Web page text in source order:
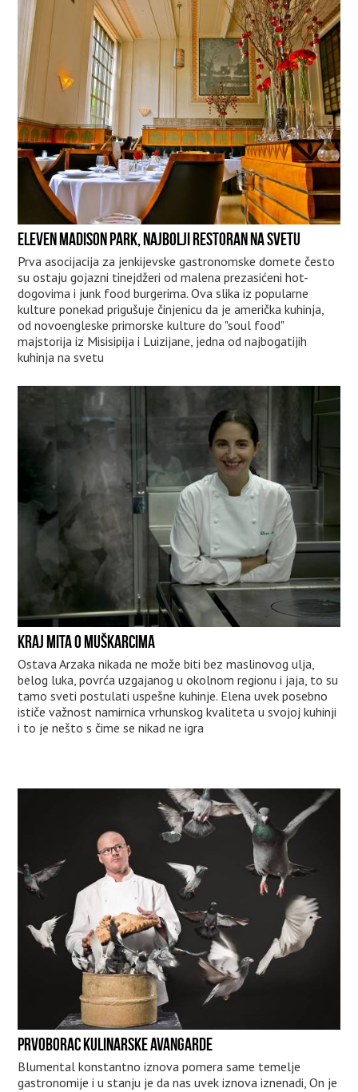
ELEVEN MADISON PARK, NAJBOLJI RESTORAN NA SVETU
Prva asocijacija za jenkijevske gastronomske domete često
su ostaju gojazni tinejdžeri od malena prezasićeni hot-
dogovima i junk food burgerima. Ova slika iz popularne
kulture ponekad prigušuje činjenicu da je američka kuhinja,
od novoengleske primorske kulture do "soul food"
majstorija iz Misisipija i Luizijane, jedna od najbogatijih
kuhinja na svetu
KRAJ MITA O MUŠKARCIMA
Ostava Arzaka nikada ne može biti bez maslinovog ulja,
belog luka, povrća uzgajanog u okolnom regionu i jaja, to su
tamo sveti postulati uspešne kuhinje. Elena uvek posebno
ističe važnost namirnica vrhunskog kvaliteta u svojoj kuhinji
i to je nešto s čime se nikad ne igra
PRVOBORAC KULINARSKE AVANGARDE
Blumental konstantno iznova pomera same temelje
gastronomije i u stanju je da nas uvek iznova iznenadi, On je